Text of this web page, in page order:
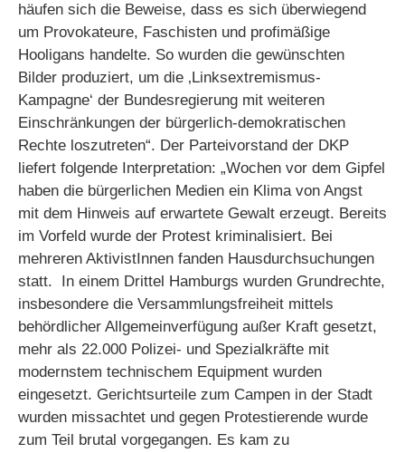
häufen sich die Beweise, dass es sich überwiegend
um Provokateure, Faschisten und profimäßige
Hooligans handelte. So wurden die gewünschten
Bilder produziert, um die ‚Linksextremismus-
Kampagne‘ der Bundesregierung mit weiteren
Einschränkungen der bürgerlich-demokratischen
Rechte loszutreten“. Der Parteivorstand der DKP
liefert folgende Interpretation: „Wochen vor dem Gipfel
haben die bürgerlichen Medien ein Klima von Angst
mit dem Hinweis auf erwartete Gewalt erzeugt. Bereits
im Vorfeld wurde der Protest kriminalisiert. Bei
mehreren AktivistInnen fanden Hausdurchsuchungen
statt. In einem Drittel Hamburgs wurden Grundrechte,
insbesondere die Versammlungsfreiheit mittels
behördlicher Allgemeinverfügung außer Kraft gesetzt,
mehr als 22.000 Polizei- und Spezialkräfte mit
modernstem technischem Equipment wurden
eingesetzt. Gerichtsurteile zum Campen in der Stadt
wurden missachtet und gegen Protestierende wurde
zum Teil brutal vorgegangen. Es kam zu